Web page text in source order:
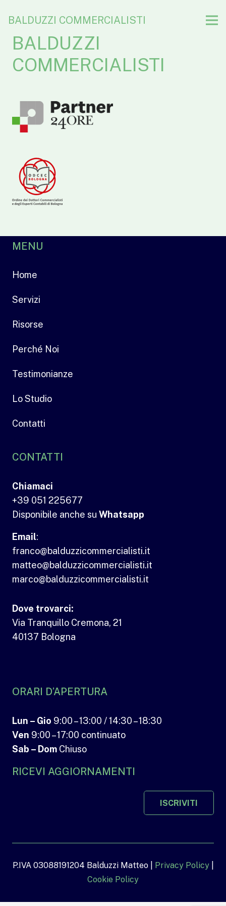
BALDUZZI COMMERCIALISTI
BALDUZZI
COMMERCIALISTI
MENU
Home
Servizi
Risorse
Perché Noi
Testimonianze
Lo Studio
Contatti
CONTATTI
Chiamaci
+39 051 225677
Disponibile anche su Whatsapp
Email:
franco@balduzzicommercialisti.it
matteo@balduzzicommercialisti.it
marco@balduzzicommercialisti.it
Dove trovarci:
Via Tranquillo Cremona, 21
40137 Bologna
ORARI D’APERTURA
Lun – Gio 9:00 – 13:00 / 14:30 – 18:30
Ven 9:00 – 17:00 continuato
Sab – Dom Chiuso
RICEVI AGGIORNAMENTI
ISCRIVITI
P.IVA 03088191204 Balduzzi Matteo | Privacy Policy|
Cookie Policy